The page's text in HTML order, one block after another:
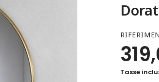
Tasse